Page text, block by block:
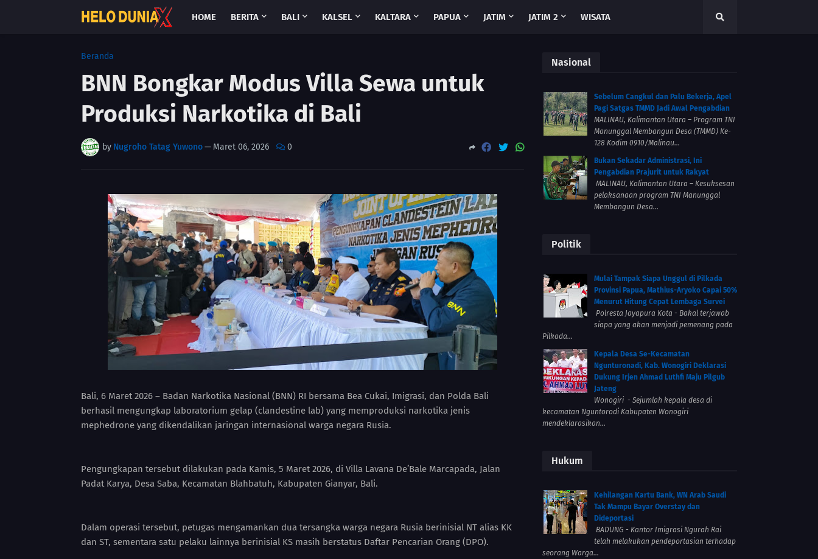
HOME BERITA BALI KALSEL KALTARA PAPUA JATIM JATIM 2 WISATA
Beranda
BNN Bongkar Modus Villa Sewa untuk
Produksi Narkotika di Bali
by Nugroho Tatag Yuwono— Maret 06, 2026 0
Bali, 6 Maret 2026 – Badan Narkotika Nasional (BNN) RI bersama Bea Cukai, Imigrasi, dan Polda Bali
berhasil mengungkap laboratorium gelap (clandestine lab) yang memproduksi narkotika jenis
mephedrone yang dikendalikan jaringan internasional warga negara Rusia.
Pengungkapan tersebut dilakukan pada Kamis, 5 Maret 2026, di Villa Lavana De’Bale Marcapada, Jalan
Padat Karya, Desa Saba, Kecamatan Blahbatuh, Kabupaten Gianyar, Bali.
Dalam operasi tersebut, petugas mengamankan dua tersangka warga negara Rusia berinisial NT alias KK
dan ST, sementara satu pelaku lainnya berinisial KS masih berstatus Daftar Pencarian Orang (DPO).
Nasional
Sebelum Cangkul dan Palu Bekerja, Apel
Pagi Satgas TMMD Jadi Awal Pengabdian
MALINAU, Kalimantan Utara – Program TNI
Manunggal Membangun Desa (TMMD) Ke-
128 Kodim 0910/Malinau...
Bukan Sekadar Administrasi, Ini
Pengabdian Prajurit untuk Rakyat
MALINAU, Kalimantan Utara – Kesuksesan
pelaksanaan program TNI Manunggal
Membangun Desa...
Politik
Mulai Tampak Siapa Unggul di Pilkada
Provinsi Papua, Mathius-Aryoko Capai 50%
Menurut Hitung Cepat Lembaga Survei
Polresta Jayapura Kota - Bakal terjawab
siapa yang akan menjadi pemenang pada
Pilkada...
Kepala Desa Se-Kecamatan
Ngunturonadi, Kab. Wonogiri Deklarasi
Dukung Irjen Ahmad Luthfi Maju Pilgub
Jateng
Wonogiri - Sejumlah kepala desa di
kecamatan Nguntorodi Kabupaten Wonogiri
mendeklarasikan...
Hukum
Kehilangan Kartu Bank, WN Arab Saudi
Tak Mampu Bayar Overstay dan
Dideportasi
BADUNG - Kantor Imigrasi Ngurah Rai
telah melakukan pendeportasian terhadap
seorang Warga...